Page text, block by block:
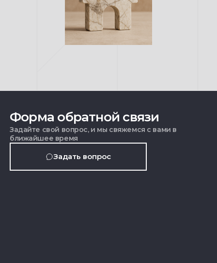
Форма обратной связи
Задайте свой вопрос, и мы свяжемся с вами в
ближайшее время
Задать вопрос